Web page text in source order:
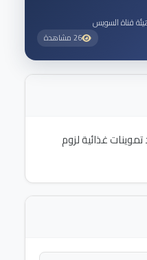
قناة السويس
26 مشاهدة
غذائية لزوم